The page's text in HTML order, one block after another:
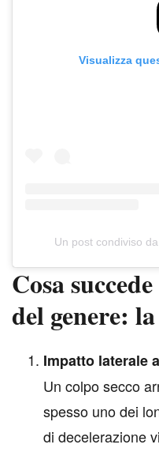
Visualizza
Un post condiviso
Cosa
del genere:
Impatto laterale
Un colpo secco
spesso uno dei
di decelerazione